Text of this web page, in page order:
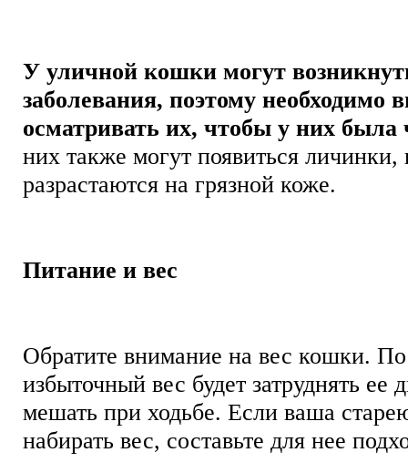
У уличной кошки могут
заболевания, поэтому необходимо
осматривать их, чтобы у них была
них также могут появиться личинки,
разрастаются на грязной коже.
Питание и вес
Обратите внимание на вес кошки.
избыточный вес будет затруднять ее
мешать при ходьбе. Если ваша
набирать вес, составьте для нее